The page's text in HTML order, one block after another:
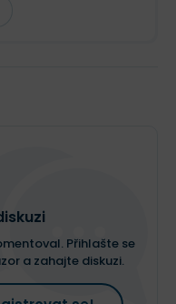
Přihlašte se
a zahajte diskuzi.